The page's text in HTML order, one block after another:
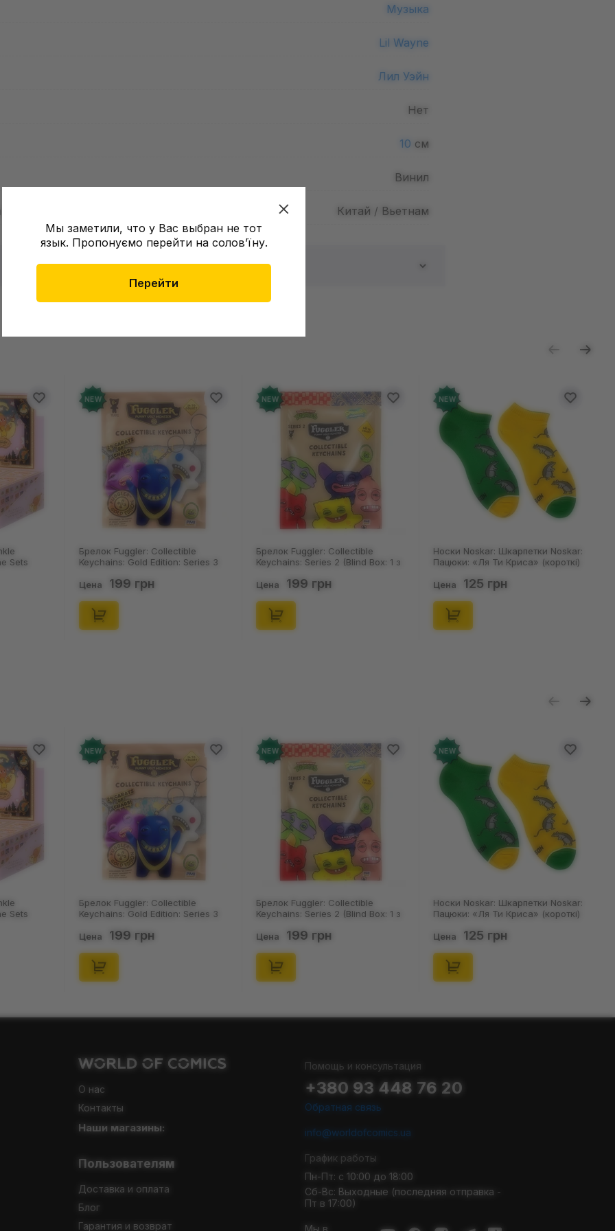
Мы заметили, что у Вас выбран не тот
язык. Пропонуємо перейти на соловʼїну.
Перейти
Музыка
Lil Wayne
Лил Уэйн
Нет
10 см
Винил
Китай / Вьетнам
и получите 50 грн на свой счет
Series 3
NEW
Брелок Fuggler: Collectible
Keychains: Series 2 (Blind Box: 1 з
Цена 199 грн
Носки Noskar: Шкарпетки Noskar:
Пацюки: «Ля Ти Криса» (короткі)
Цена 125 грн
Шкарпетки Noskar: Шкарпетки
Noskar: Пацюки: «Ля Ти Криса»
Цена 125 грн
Sets
NEW
Брелок Fuggler: Collectible
Keychains: Gold Edition: Series 3
Цена 199 грн
NEW
Брелок Fuggler: Collectible
Keychains: Series 2 (Blind Box: 1 з
Цена 199 грн
NEW
Носки Noskar: Шкарпетки Noskar:
Пацюки: «Ля Ти Криса» (короткі)
Цена 125 грн
О нас
Контакты
Наши магазины:
Пользователям
Доставка и оплата
Блог
Гарантия и возврат
Помощь и консультация
+380 93 448 76 20
Обратная связь
info@worldofcomics.ua
График работы
Пн-Пт: с 10:00 до 18:00
Сб-Вс: Выходные (последняя отправка -
Пт в 17:00)
Мы в